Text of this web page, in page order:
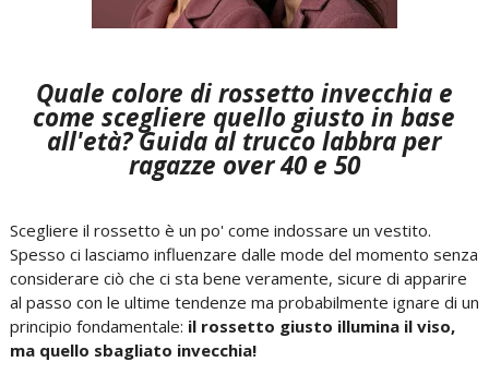
Quale colore di rossetto invecchia e
come scegliere quello giusto in base
all'età? Guida al trucco labbra per
ragazze over 40 e 50
Scegliere il rossetto è un po' come indossare un vestito.
Spesso ci lasciamo influenzare dalle mode del momento senza
considerare ciò che ci sta bene veramente, sicure di apparire
al passo con le ultime tendenze ma probabilmente ignare di un
principio fondamentale: il rossetto giusto illumina il viso,
ma quello sbagliato invecchia!